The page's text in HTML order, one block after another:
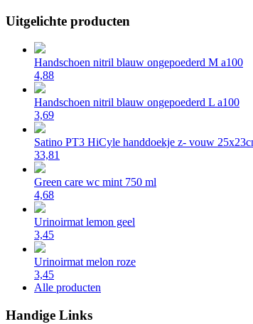
Uitgelichte producten
Handschoen nitril blauw ongepoederd M a100
4,88
Handschoen nitril blauw ongepoederd L a100
3,69
Satino PT3 HiCyle handdoekje z- vouw
33,81
Green care wc mint 750 ml
4,68
Urinoirmat lemon geel
3,45
Urinoirmat melon roze
3,45
Alle producten
Handige Links